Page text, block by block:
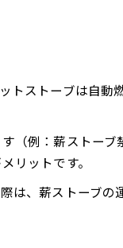
トストーブは自動
（例：薪ストー
リットです。
は、薪ストーブ